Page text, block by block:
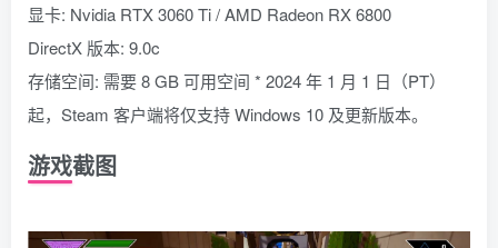
显卡: Nvidia RTX 3060 Ti / AMD Radeon RX 6800
DirectX 版本: 9.0c
存储空间: 需要 8 GB 可用空间 * 2024 年 1 月 1 日（PT）
起，Steam 客户端将仅支持 Windows 10 及更新版本。
游戏截图